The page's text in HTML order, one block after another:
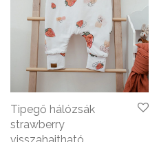
Tipegő hálózsák
strawberry